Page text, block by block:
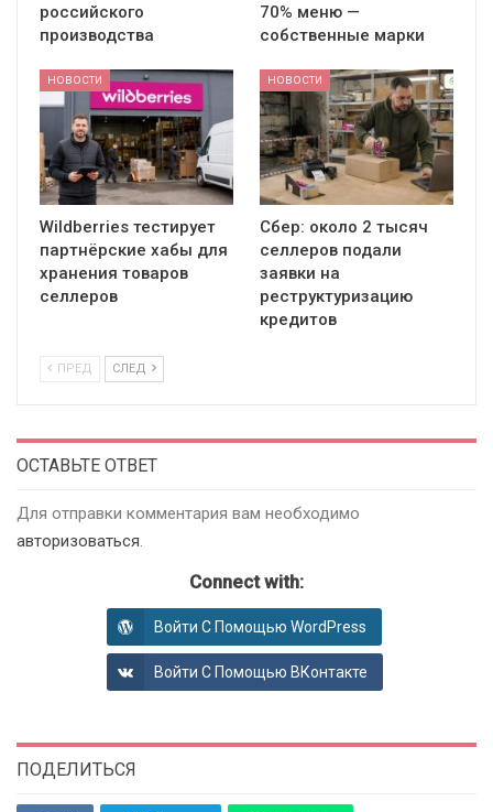
российского
производства
70% меню —
собственные марки
НОВОСТИ
Wildberries тестирует
партнёрские хабы для
хранения товаров
селлеров
НОВОСТИ
Сбер: около 2 тысяч
селлеров подали
заявки на
реструктуризацию
кредитов
ПРЕД СЛЕД
ОСТАВЬТЕ ОТВЕТ
Для отправки комментария вам необходимо
авторизоваться.
Connect with:
Войти С Помощью WordPress
Войти С Помощью ВКонтакте
ПОДЕЛИТЬСЯ